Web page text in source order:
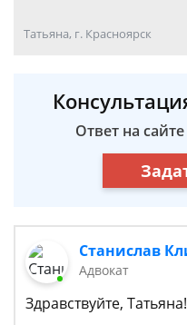
Татьяна, г. Красноярск
Ответ на
Станислав
Адвокат
Здравствуйте, Татьяна!